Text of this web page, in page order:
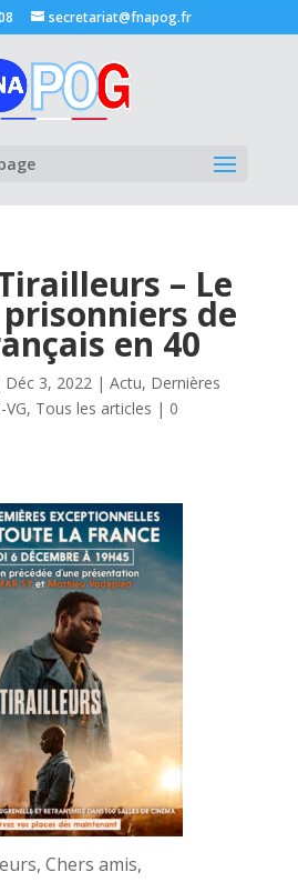
secretariat@fnapog.fr
– Le
de
en 40
Déc 3, 2022| Actu, Dernières
VG, Tous les articles | 0
Chers amis,